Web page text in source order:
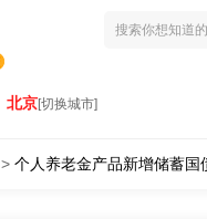
北京[切换城市]
> 个人养老金产品新增储蓄国